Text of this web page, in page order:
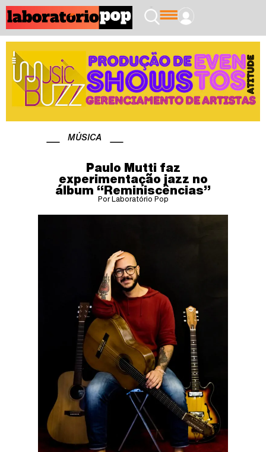
MÚSICA
Paulo Mutti faz
experimentação jazz no
álbum “Reminiscências”
Por Laboratório Pop